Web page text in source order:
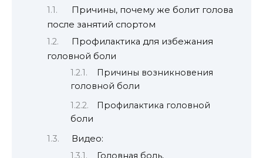
Причины, почему же болит голова
после занятий спортом
Профилактика для избежания
головной боли
Причины возникновения
головной боли
Профилактика головной
боли
Видео:
Головная боль,